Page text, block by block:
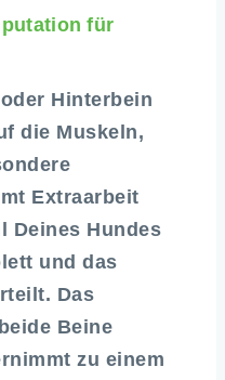
für
Hinterbein
die Muskeln,
Extraarbeit
Deines Hundes
und das
Das
Beine
zu einem